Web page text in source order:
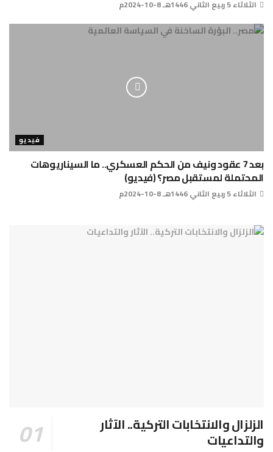
الثلاثاء 5 ربيع الثاني 1446هـ 8-10-2024م
فيديو
بعد 7 عقود ونيف من الحكم العسكري.. ما السيناريوهات
المحتملة لمستقبل مصر؟ (فيديو)
الثلاثاء 5 ربيع الثاني 1446هـ 8-10-2024م
الزلزال والانتخابات التركية.. الآثار
والتداعيات